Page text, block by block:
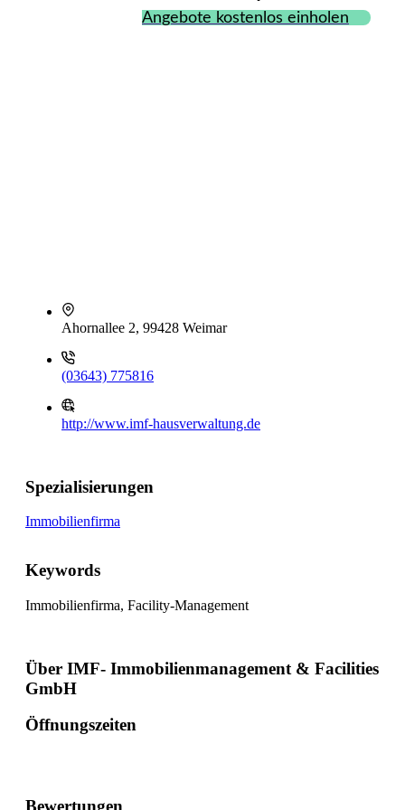
Angebote kostenlos einholen
Ahornallee 2, 99428 Weimar
(03643) 775816
http://www.imf-hausverwaltung.de
Spezialisierungen
Immobilienfirma
Keywords
Immobilienfirma, Facility-Management
Über IMF- Immobilienmanagement & Facilities
GmbH
Öffnungszeiten
Bewertungen